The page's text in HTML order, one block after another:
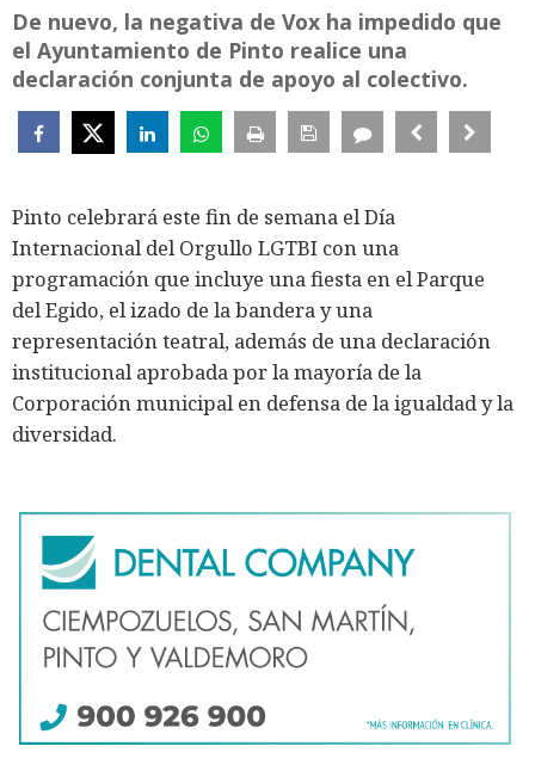
De nuevo, la negativa de Vox ha impedido que
el Ayuntamiento de Pinto realice una
declaración conjunta de apoyo al colectivo.
Pinto celebrará este fin de semana el Día
Internacional del Orgullo LGTBI con una
programación que incluye una fiesta en el Parque
del Egido, el izado de la bandera y una
representación teatral, además de una declaración
institucional aprobada por la mayoría de la
Corporación municipal en defensa de la igualdad y la
diversidad.